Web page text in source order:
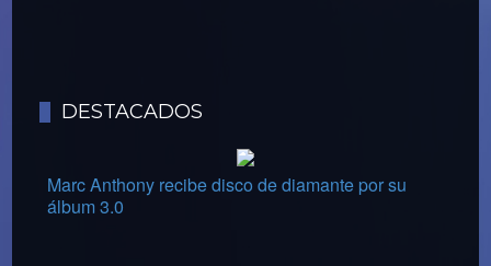
DESTACADOS
Marc Anthony recibe disco de diamante por su
álbum 3.0